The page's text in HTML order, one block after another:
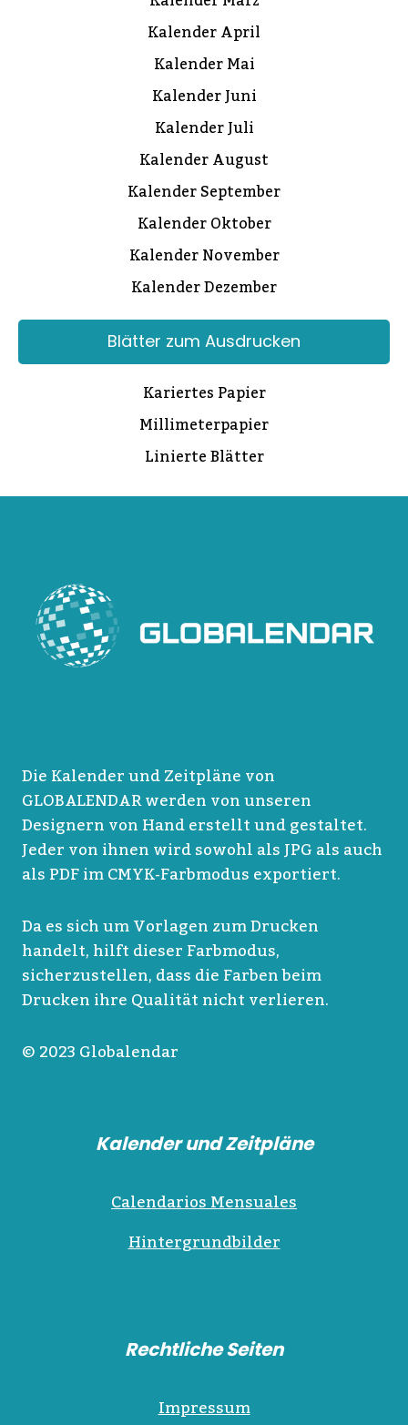
Kalender April
Kalender Mai
Kalender Juni
Kalender Juli
Kalender August
Kalender September
Kalender Oktober
Kalender November
Kalender Dezember
Blätter zum Ausdrucken
Kariertes Papier
Millimeterpapier
Linierte Blätter
Die Kalender und Zeitpläne von
GLOBALENDAR werden von unseren
Designern von Hand erstellt und gestaltet.
Jeder von ihnen wird sowohl als JPG als auch
als PDF im CMYK-Farbmodus exportiert.
Da es sich um Vorlagen zum Drucken
handelt, hilft dieser Farbmodus,
sicherzustellen, dass die Farben beim
Drucken ihre Qualität nicht verlieren.
© 2023 Globalendar
Kalender und Zeitpläne
Calendarios Mensuales
Hintergrundbilder
Rechtliche Seiten
Impressum